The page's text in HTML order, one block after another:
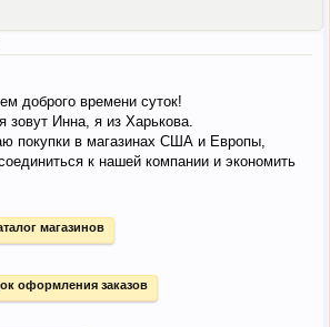
доброго времени суток!
зовут Инна, я из Харькова.​
покупки в магазинах США и Европы,
к нашей компании и экономить
магазинов
оформления заказов